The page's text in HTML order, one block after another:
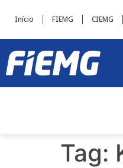
Início FIEMG CIEMG
Tag: